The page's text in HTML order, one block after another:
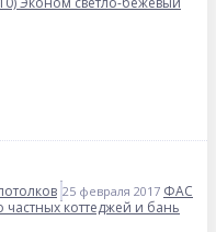
25 февраля 2017 ФАС
коттеджей и бань